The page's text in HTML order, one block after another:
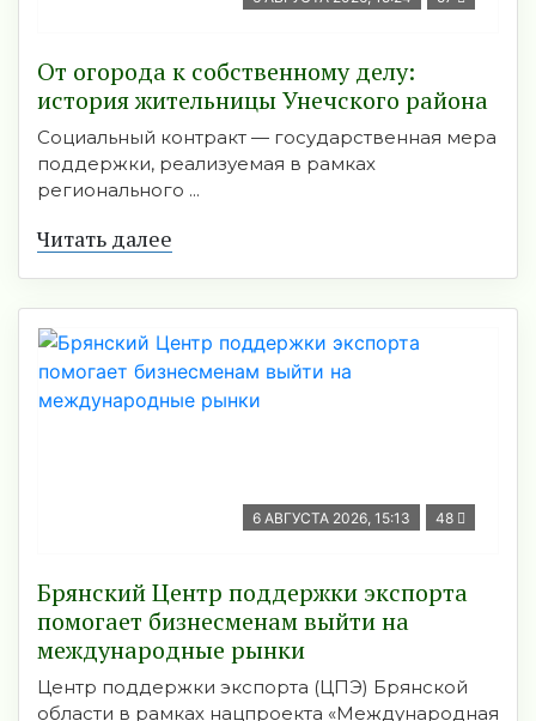
От огорода к собственному делу:
история жительницы Унечского района
Социальный контракт — государственная мера
поддержки, реализуемая в рамках
регионального ...
Читать далее
6 АВГУСТА 2026, 15:13 48
Брянский Центр поддержки экспорта
помогает бизнесменам выйти на
международные рынки
Центр поддержки экспорта (ЦПЭ) Брянской
области в рамках нацпроекта «Международная